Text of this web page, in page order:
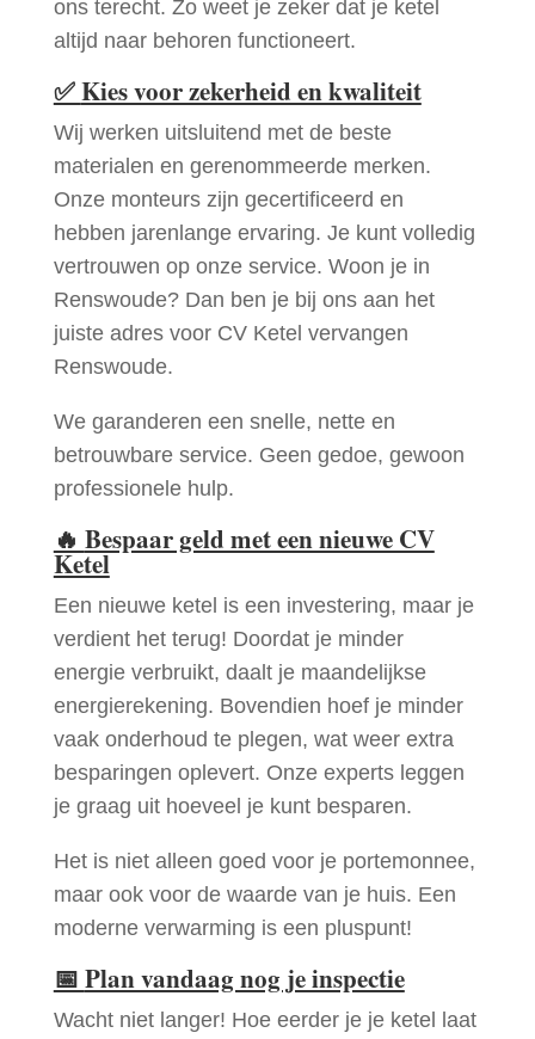
ons terecht. Zo weet je zeker dat je ketel
altijd naar behoren functioneert.
✅Kies voor zekerheid en kwaliteit
Wij werken uitsluitend met de beste
materialen en gerenommeerde merken.
Onze monteurs zijn gecertificeerd en
hebben jarenlange ervaring. Je kunt volledig
vertrouwen op onze service. Woon je in
Renswoude? Dan ben je bij ons aan het
juiste adres voor CV Ketel vervangen
Renswoude.
We garanderen een snelle, nette en
betrouwbare service. Geen gedoe, gewoon
professionele hulp.
🔥 Bespaar geld met een nieuwe CV
Ketel
Een nieuwe ketel is een investering, maar je
verdient het terug! Doordat je minder
energie verbruikt, daalt je maandelijkse
energierekening. Bovendien hoef je minder
vaak onderhoud te plegen, wat weer extra
besparingen oplevert. Onze experts leggen
je graag uit hoeveel je kunt besparen.
Het is niet alleen goed voor je portemonnee,
maar ook voor de waarde van je huis. Een
moderne verwarming is een pluspunt!
📅 Plan vandaag nog je inspectie
Wacht niet langer! Hoe eerder je je ketel laat